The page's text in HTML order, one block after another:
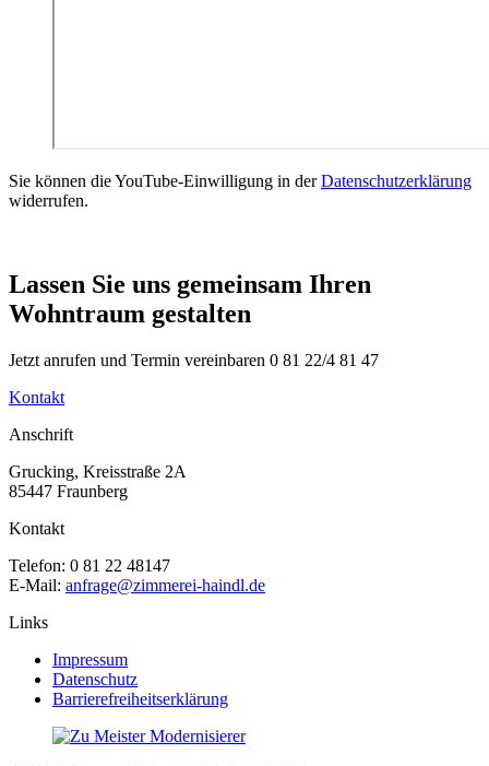
Sie können die YouTube-Einwilligung in derDatenschutzerklärung
widerrufen.
Lassen Sie uns gemeinsam Ihren
Wohntraum gestalten
Jetzt anrufen und Termin vereinbaren 0 81 22/4 81 47
Kontakt
Anschrift
Grucking, Kreisstraße 2A
85447 Fraunberg
Kontakt
Telefon: 0 81 22 48147
E-Mail: anfrage@zimmerei-haindl.de
Links
Impressum
Datenschutz
Barrierefreiheitserklärung